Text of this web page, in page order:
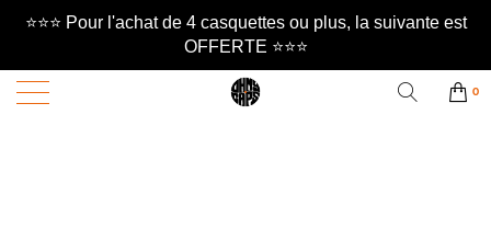
⭐️⭐️⭐️ Pour l'achat de 4 casquettes ou plus, la suivante est
OFFERTE ⭐️⭐️⭐️
0